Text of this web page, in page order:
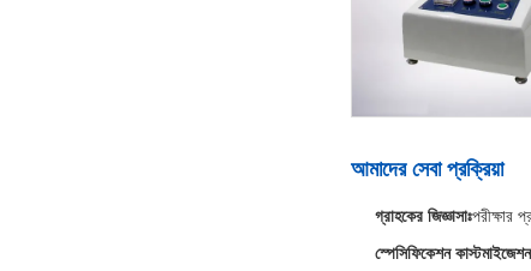
আমাদের সেবা প্রক্রিয়া
গ্রাহকের জিজ্ঞাসাঃপরীক্ষার
স্পেসিফিকেশন